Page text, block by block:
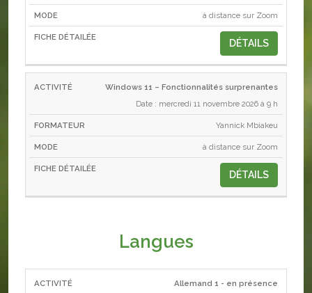
à distance sur Zoom
DÉTAILS
Windows 11 – Fonctionnalités surprenantes
Date : mercredi 11 novembre 2026 à 9 h
Yannick Mbiakeu
à distance sur Zoom
DÉTAILS
Langues
ACTIVITÉ MODE
Allemand 1 - en présence